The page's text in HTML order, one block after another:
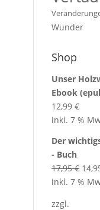
Wunder
Shop
Unser
Ebook
12,99€
inkl. 7 %
Der
- Buch
17,95€
inkl. 7 %
zzgl.